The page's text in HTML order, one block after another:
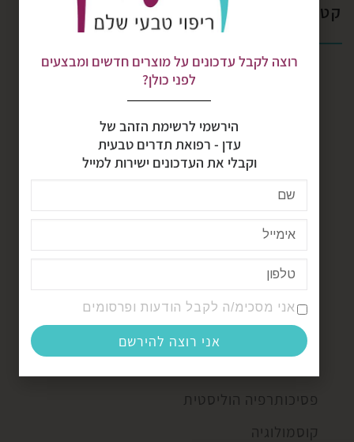
קטגוריות
הרצאות וסדנאות
טוטם בעלי חיים
כללי
מוצרים ייחודיים
מסע רפואה
מפת תדרים מהטבע
מתכונים
פסיכותרפיה הוליסטית
קוסמולוגיה
רוצה לקבל עדכונים על מוצרים חדשים ומבצעים
לפני כולן?
הירשמי לרשימת הזהב של
עדן - רפואת תדרים טבעית
וקבלי את העדכונים ישירות למייל
אני מסכימ/ה לקבל הודעות ופרסומים
אני רוצה להירשם